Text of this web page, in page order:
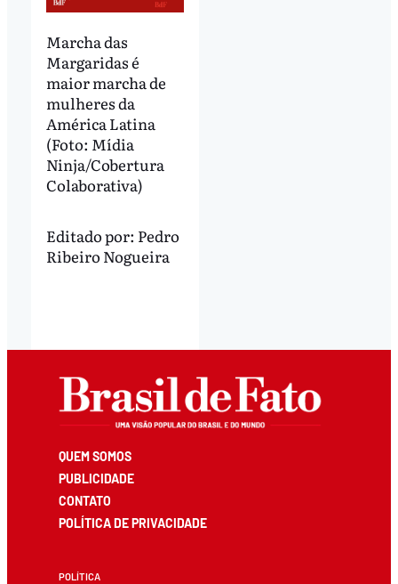
Marcha das
Margaridas é
maior marcha de
mulheres da
América Latina
(Foto: Mídia
Ninja/Cobertura
Colaborativa)
Editado por: Pedro
Ribeiro Nogueira
QUEM SOMOS
PUBLICIDADE
CONTATO
POLÍTICA DE PRIVACIDADE
POLÍTICA